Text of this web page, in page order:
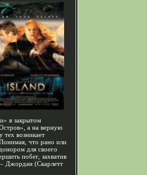
в закрытом
а на верную
тех возникает
что рано или
для своего
побег, захватив
Джордан (Скарлетт